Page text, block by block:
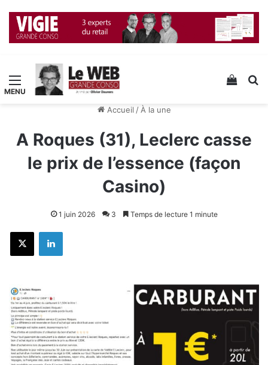
Menu Voir
Accueil / À la une
A Roques (31), Leclerc casse
le prix de l’essence (façon
Casino)
1 juin 2026 3 Temps de lecture 1 minute
X Linkedin